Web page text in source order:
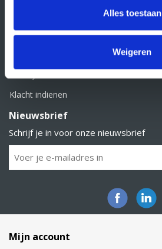
Alles toestaan
Weigeren
Retourbeleid
Klacht indienen
Nieuwsbrief
Schrijf je in voor onze nieuwsbrief
Mijn account